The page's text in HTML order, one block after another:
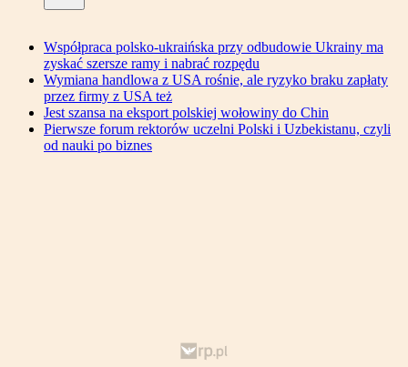
Współpraca polsko-ukraińska przy odbudowie Ukrainy ma
zyskać szersze ramy i nabrać rozpędu
Wymiana handlowa z USA rośnie, ale ryzyko braku zapłaty
przez firmy z USA też
Jest szansa na eksport polskiej wołowiny do Chin
Pierwsze forum rektorów uczelni Polski i Uzbekistanu, czyli
od nauki po biznes